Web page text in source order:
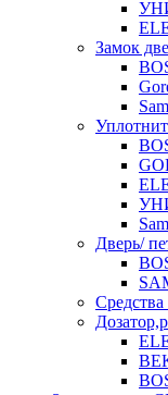
Замок
Дверь/
Средства